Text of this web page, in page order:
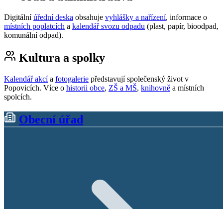
Digitální úřední deska obsahuje vyhlášky a nařízení, informace o
místních poplatcích a kalendář svozu odpadu (plast, papír, bioodpad,
komunální odpad).
Kultura a spolky
Kalendář akcía fotogalerie představují společenský život v
Popovicích. Více o historii obce, ZŠ a MŠ, knihovně a místních
spolcích.
Obecní úřad